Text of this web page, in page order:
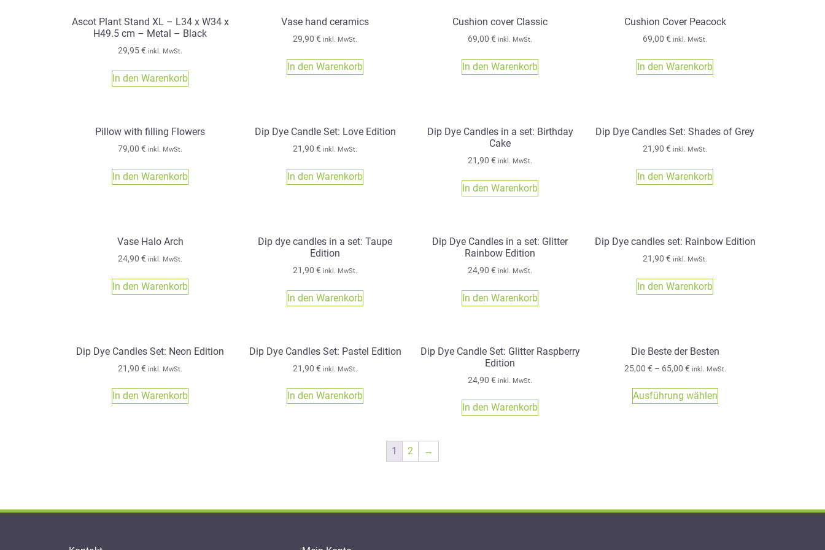
Ascot Plant Stand XL – L34 x W34 x
H49.5 cm – Metal – Black
29,95€ inkl. MwSt.
In den Warenkorb
Vase hand ceramics
29,90 € inkl. MwSt.
In den Warenkorb
Cushion cover Classic
69,00 € inkl. MwSt.
In den Warenkorb
Cushion Cover Peacock
69,00 € inkl. MwSt.
In den Warenkorb
Pillow with filling Flowers
79,00 € inkl. MwSt.
In den Warenkorb
Dip Dye Candle Set: Love Edition
21,90 € inkl. MwSt.
In den Warenkorb
Dip Dye Candles in a set: Birthday
Cake
21,90 € inkl. MwSt.
In den Warenkorb
Dip Dye Candles Set: Shades of Grey
21,90 € inkl. MwSt.
In den Warenkorb
Vase Halo Arch
24,90 € inkl. MwSt.
In den Warenkorb
Dip dye candles in a set: Taupe
Edition
21,90 € inkl. MwSt.
In den Warenkorb
Dip Dye Candles in a set: Glitter
Rainbow Edition
24,90 € inkl. MwSt.
In den Warenkorb
Dip Dye candles set: Rainbow Edition
21,90 € inkl. MwSt.
In den Warenkorb
Dip Dye Candles Set: Neon Edition
21,90 € inkl. MwSt.
In den Warenkorb
Dip Dye Candles Set: Pastel Edition
21,90 € inkl. MwSt.
In den Warenkorb
Dip Dye Candle Set: Glitter Raspberry
Edition
24,90 € inkl. MwSt.
In den Warenkorb
Die Beste der Besten
25,00 € – 65,00 € inkl. MwSt.
Ausführung wählen
1 2 →